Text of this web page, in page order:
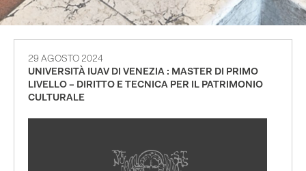
29 AGOSTO 2024
UNIVERSITÀ IUAV DI VENEZIA : MASTER DI PRIMO
LIVELLO – DIRITTO E TECNICA PER IL PATRIMONIO
CULTURALE